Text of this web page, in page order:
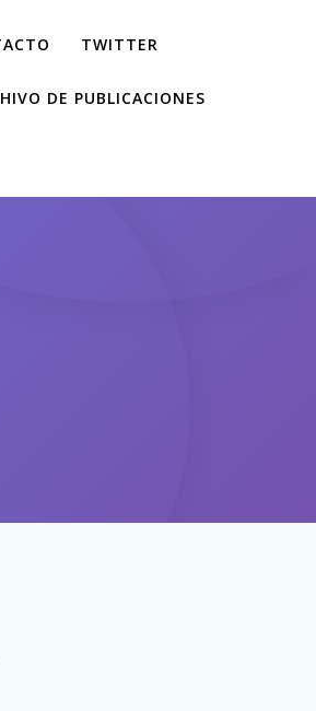
TWITTER
DE PUBLICACIONES